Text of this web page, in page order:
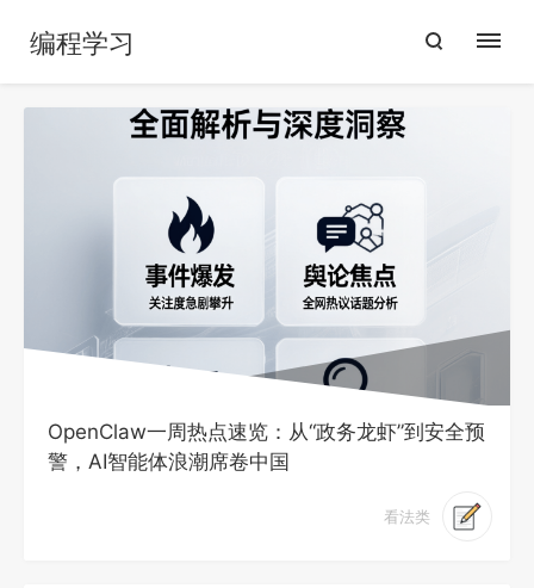
编程学习
OpenClaw一周热点速览：从“政务龙虾”到安全预
警，AI智能体浪潮席卷中国
看法类